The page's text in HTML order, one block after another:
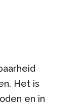
Het is
en in